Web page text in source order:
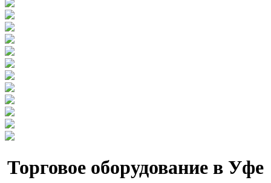
Торговое оборудование в Уфе